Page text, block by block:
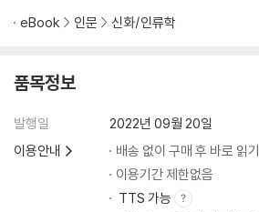
eBook 인문 신화/인류학
품목정보
발행일
2022년 09월 20일
이용안내
배송 없이 구매 후 바로 읽기
이용기간 제한없음
TTS 가능